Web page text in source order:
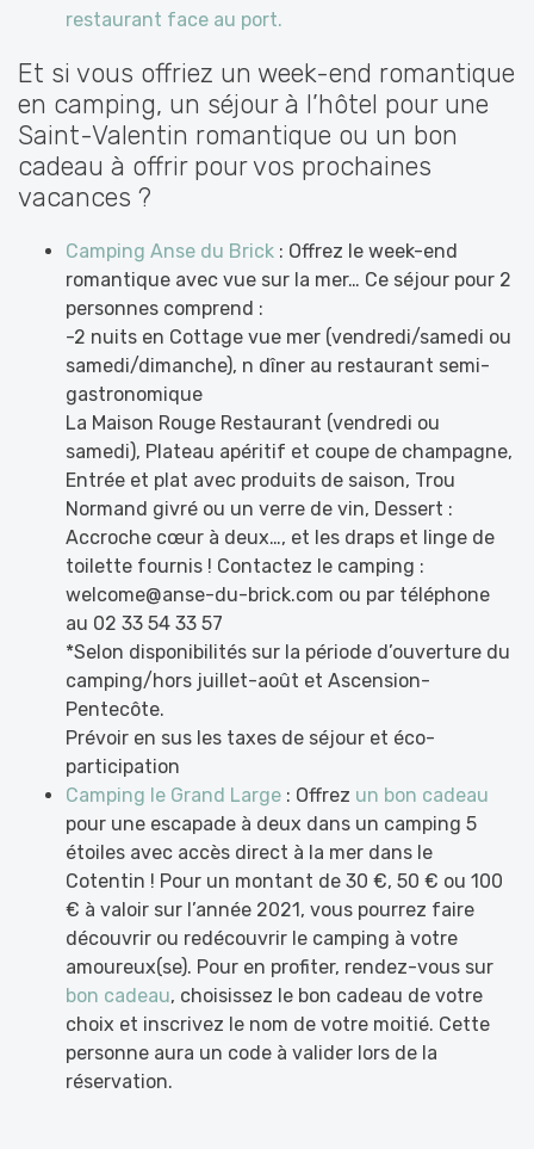
restaurant face au port.
Et si vous offriez un week-end romantique
en camping, un séjour à l’hôtel pour une
Saint-Valentin romantique ou un bon
cadeau à offrir pour vos prochaines
vacances ?
Camping Anse du Brick : Offrez le week-end
romantique avec vue sur la mer… Ce séjour pour 2
personnes comprend :
-2 nuits en Cottage vue mer (vendredi/samedi ou
samedi/dimanche), n dîner au restaurant semi-
gastronomique
La Maison Rouge Restaurant (vendredi ou
samedi), Plateau apéritif et coupe de champagne,
Entrée et plat avec produits de saison, Trou
Normand givré ou un verre de vin, Dessert :
Accroche cœur à deux…, et les draps et linge de
toilette fournis ! Contactez le camping :
welcome@anse-du-brick.com ou par téléphone
au 02 33 54 33 57
*Selon disponibilités sur la période d’ouverture du
camping/hors juillet-août et Ascension-
Pentecôte.
Prévoir en sus les taxes de séjour et éco-
participation
Camping le Grand Large : Offrez un bon cadeau
pour une escapade à deux dans un camping 5
étoiles avec accès direct à la mer dans le
Cotentin ! Pour un montant de 30 €, 50 € ou 100
€ à valoir sur l’année 2021, vous pourrez faire
découvrir ou redécouvrir le camping à votre
amoureux(se). Pour en profiter, rendez-vous sur
bon cadeau, choisissez le bon cadeau de votre
choix et inscrivez le nom de votre moitié. Cette
personne aura un code à valider lors de la
réservation.